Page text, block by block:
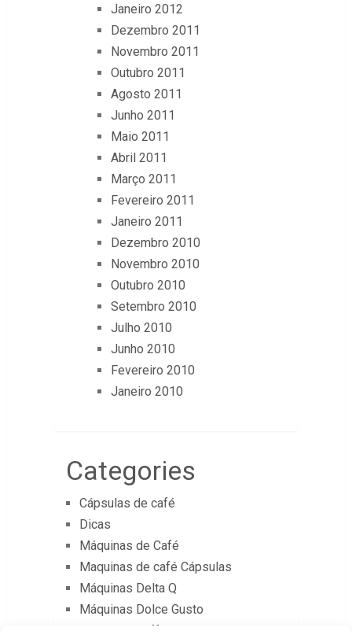
Janeiro 2012
Dezembro 2011
Novembro 2011
Outubro 2011
Agosto 2011
Junho 2011
Maio 2011
Abril 2011
Março 2011
Fevereiro 2011
Janeiro 2011
Dezembro 2010
Novembro 2010
Outubro 2010
Setembro 2010
Julho 2010
Junho 2010
Fevereiro 2010
Janeiro 2010
Categories
Cápsulas de café
Dicas
Máquinas de Café
Maquinas de café Cápsulas
Máquinas Delta Q
Máquinas Dolce Gusto
Máquinas Kaffa